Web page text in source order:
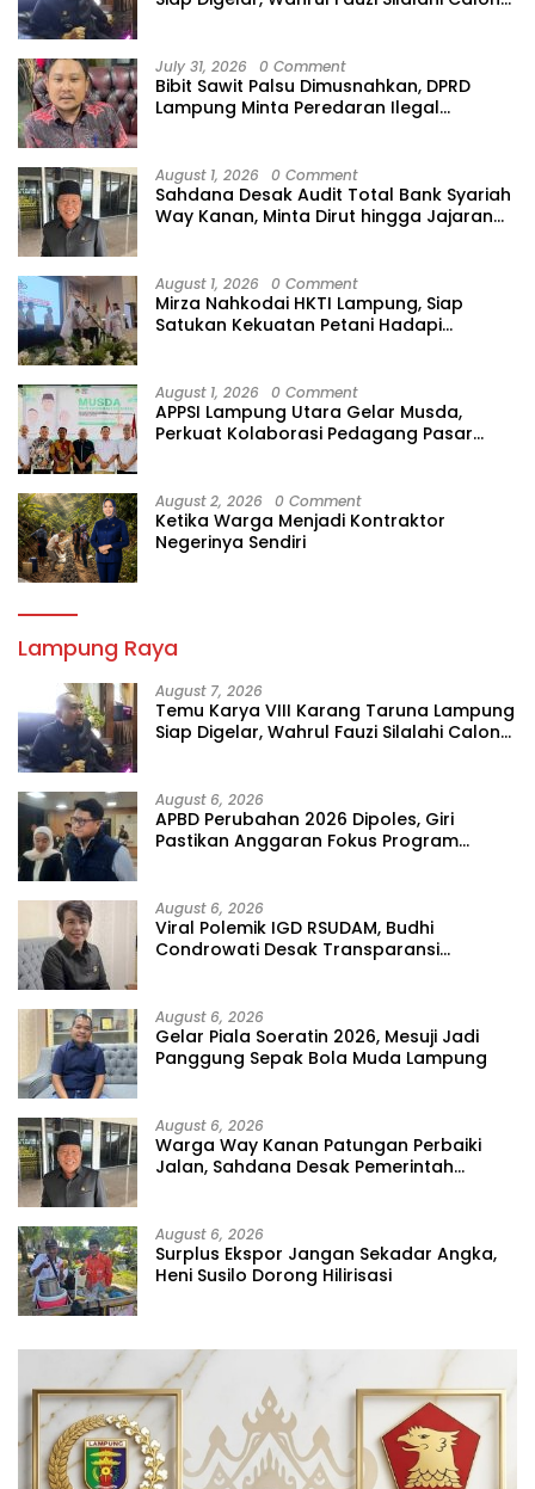
July 31, 2026 0 Comment
Bibit Sawit Palsu Dimusnahkan, DPRD
Lampung Minta Peredaran Ilegal
August 1, 2026 0 Comment
Sahdana Desak Audit Total Bank Syariah
Way Kanan, Minta Dirut hingga Jajaran
August 1, 2026 0 Comment
Mirza Nahkodai HKTI Lampung, Siap
Satukan Kekuatan Petani Hadapi
August 1, 2026 0 Comment
APPSI Lampung Utara Gelar Musda,
Perkuat Kolaborasi Pedagang Pasar
August 2, 2026 0 Comment
Ketika Warga Menjadi Kontraktor
Negerinya Sendiri
Lampung Raya
August 7, 2026
Temu Karya VIII Karang Taruna Lampung
Siap Digelar, Wahrul Fauzi Silalahi Calon
August 6, 2026
APBD Perubahan 2026 Dipoles, Giri
Pastikan Anggaran Fokus Program
August 6, 2026
Viral Polemik IGD RSUDAM, Budhi
Condrowati Desak Transparansi
August 6, 2026
Gelar Piala Soeratin 2026, Mesuji Jadi
Panggung Sepak Bola Muda Lampung
August 6, 2026
Warga Way Kanan Patungan Perbaiki
Jalan, Sahdana Desak Pemerintah
August 6, 2026
Surplus Ekspor Jangan Sekadar Angka,
Heni Susilo Dorong Hilirisasi